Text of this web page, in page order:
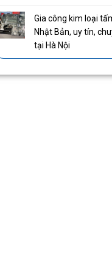
Gia công kim loại
Nhật Bản, uy tín,
tại Hà Nội